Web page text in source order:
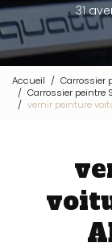
31
Accueil
Carrossier
Carrossier peintre
vernir peinture